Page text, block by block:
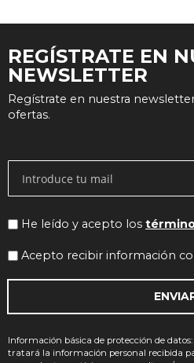
REGÍSTRATE EN
NEWSLETTER
Regístrate en nuestra
ofertas.
He leído y acepto los
Acepto recibir información
Información básica de protección de
tratará la información personal recibida